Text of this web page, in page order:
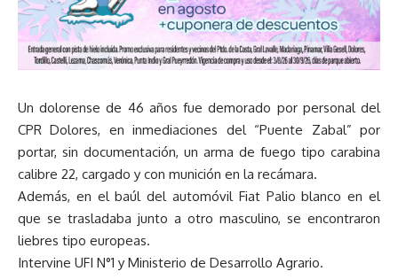
Un dolorense de 46 años fue demorado por personal del
CPR Dolores, en inmediaciones del “Puente Zabal” por
portar, sin documentación, un arma de fuego tipo carabina
calibre 22, cargado y con munición en la recámara.
Además, en el baúl del automóvil Fiat Palio blanco en el
que se trasladaba junto a otro masculino, se encontraron
liebres tipo europeas.
Intervine UFI N°1 y Ministerio de Desarrollo Agrario.